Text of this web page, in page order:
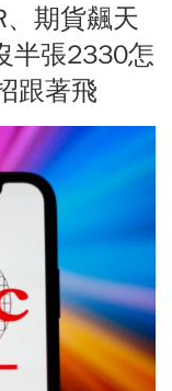
期貨飆天
半張2330怎
跟著飛